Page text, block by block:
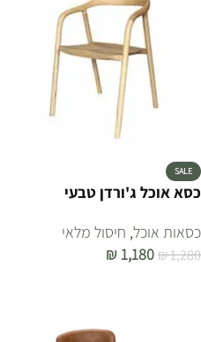
SALE
כסא אוכל ג'ורדן טבעי
כסאות אוכל, חיסול מלאי
₪1,280
₪ 1,180